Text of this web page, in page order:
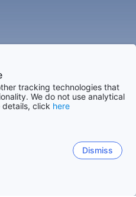
tracking technologies that
We do not use analytical
details, click here
Dismiss